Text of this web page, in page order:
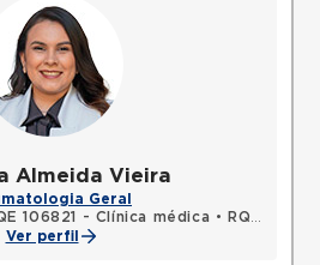
Almeida Vieira
Geral
106821 - Clínica médica •
RQE 141369 - Reumatologia
Ver perfil